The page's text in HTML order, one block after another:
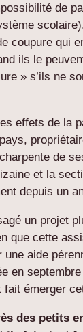
de
coupure qui
ils le
» s’ils ne
effets de la
de
et la
depuis un
un projet
que cette
aide
en
émerger
des petits